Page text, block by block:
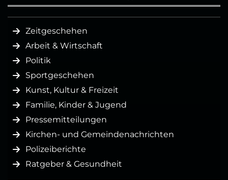
Zeitgeschehen
Arbeit & Wirtschaft
Politik
Sportgeschehen
Kunst, Kultur & Freizeit
Familie, Kinder & Jugend
Pressemitteilungen
Kirchen- und Gemeindenachrichten
Polizeiberichte
Ratgeber & Gesundheit